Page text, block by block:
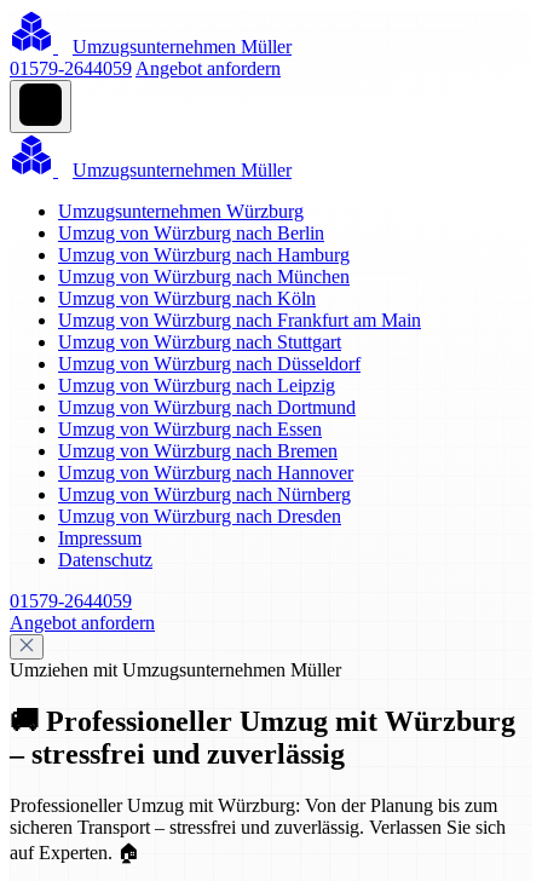
Umzugsunternehmen Müller
01579-2644059 Angebot anfordern
Umzugsunternehmen Müller
Umzugsunternehmen Würzburg
Umzug von Würzburg nach Berlin
Umzug von Würzburg nach Hamburg
Umzug von Würzburg nach München
Umzug von Würzburg nach Köln
Umzug von Würzburg nach Frankfurt am Main
Umzug von Würzburg nach Stuttgart
Umzug von Würzburg nach Düsseldorf
Umzug von Würzburg nach Leipzig
Umzug von Würzburg nach Dortmund
Umzug von Würzburg nach Essen
Umzug von Würzburg nach Bremen
Umzug von Würzburg nach Hannover
Umzug von Würzburg nach Nürnberg
Umzug von Würzburg nach Dresden
Impressum
Datenschutz
01579-2644059
Angebot anfordern
Umziehen mit Umzugsunternehmen Müller
🚚 Professioneller Umzug mit Würzburg
– stressfrei und zuverlässig
Professioneller Umzug mit Würzburg: Von der Planung bis zum
sicheren Transport – stressfrei und zuverlässig. Verlassen Sie sich
auf Experten. 🏠